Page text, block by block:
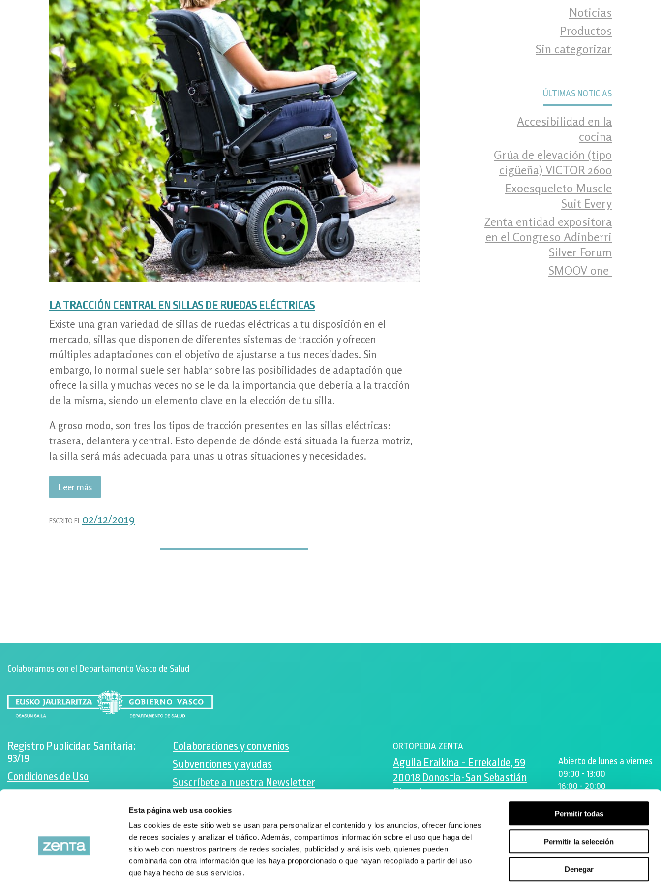
Esta página web usa cookies
Las cookies de este sitio web se usan para personalizar el contenido y los anuncios, ofrecer funciones
de redes sociales y analizar el tráfico. Además, compartimos información sobre el uso que haga del
sitio web con nuestros partners de redes sociales, publicidad y análisis web, quienes pueden
combinarla con otra información que les haya proporcionado o que hayan recopilado a partir del uso
que haya hecho de sus servicios.
Permitir todas
Permitir la selección
Denegar
LA TRACCIÓN CENTRAL EN SILLAS DE RUEDAS ELÉCTRICAS
Existe una gran variedad de sillas de ruedas eléctricas a tu disposición en el
mercado, sillas que disponen de diferentes sistemas de tracción y ofrecen
múltiples adaptaciones con el objetivo de ajustarse a tus necesidades. Sin
embargo, lo normal suele ser hablar sobre las posibilidades de adaptación que
ofrece la silla y muchas veces no se le da la importancia que debería a la tracción
de la misma, siendo un elemento clave en la elección de tu silla.
A groso modo, son tres los tipos de tracción presentes en las sillas eléctricas:
trasera, delantera y central. Esto depende de dónde está situada la fuerza motriz,
la silla será más adecuada para unas u otras situaciones y necesidades.
Leer más«La
tracción
central
en
ESCRITO EL 02/12/2019
Noticias
Productos
Sin categorizar
ÚLTIMAS NOTICIAS
Accesibilidad en la
cocina
Grúa de elevación (tipo
cigüeña) VICTOR 2600
Exoesqueleto Muscle
Suit Every
Zenta entidad expositora
en el Congreso Adinberri
Silver Forum
SMOOV one ‍
Colaboramos con el Departamento Vasco de Salud
Registro Publicidad Sanitaria:
93/19
Condiciones de Uso
Desarrollado por Triplevdoble
Colaboraciones y convenios
Subvenciones y ayudas
Suscríbete a nuestra Newsletter
Instagram
ORTOPEDIA ZENTA
Aguila Eraikina - Errekalde, 59
20018 Donostia-San Sebastián
Gipuzkoa
943 105 205
Abierto de lunes a viernes
09:00 - 13:00
16:00 - 20:00